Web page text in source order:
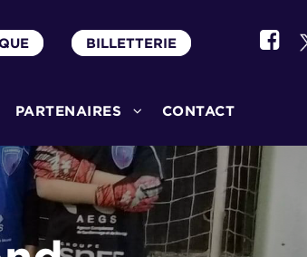
BILLETTERIE
PARTENAIRES CONTACT